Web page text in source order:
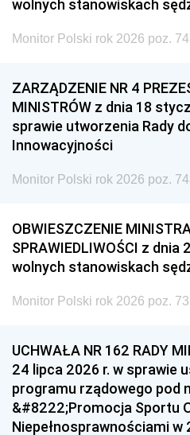
wolnych stanowiskach
Monitor Polski rok 2026 poz.
ZARZĄDZENIE NR 4
MINISTRÓW z dnia 18
sprawie utworzenia Rady
Innowacyjności
Monitor Polski rok 2026 poz.
OBWIESZCZENIE
SPRAWIEDLIWOŚCI z dnia
wolnych stanowiskach
Monitor Polski rok 2026 poz.
UCHWAŁA NR 162 RADY
24 lipca 2026 r. w sprawie
programu rządowego pod
&#8222;Promocja Sportu
Niepełnosprawnościami w